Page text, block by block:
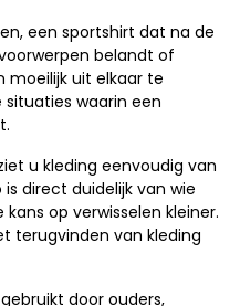
een sportshirt dat na de
belandt of
moeilijk uit elkaar te
situaties waarin een
u kleding eenvoudig van
direct duidelijk van wie
op verwisselen kleiner.
terugvinden van kleding
door ouders,